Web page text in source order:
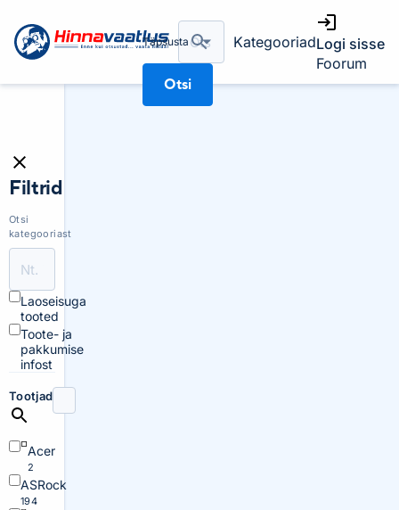
Täpsusta
Otsi
KategooriadLogi sisse
Foorum
Filtrid
Otsi
kategooriast
Laoseisuga
tooted
Toote- ja
pakkumise
infost
Tootjad
Acer
2
ASRock
194